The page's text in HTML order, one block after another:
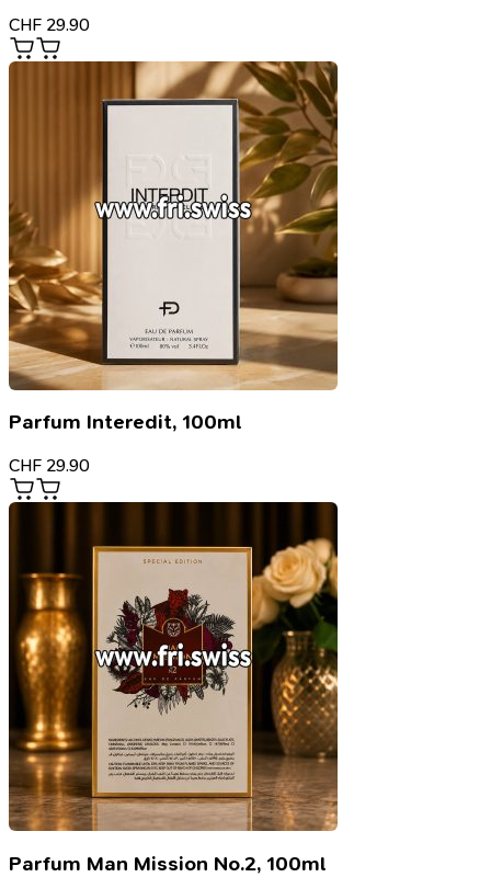
CHF 29.90
Parfum Interedit, 100ml
CHF 29.90
Parfum Man Mission No.2, 100ml